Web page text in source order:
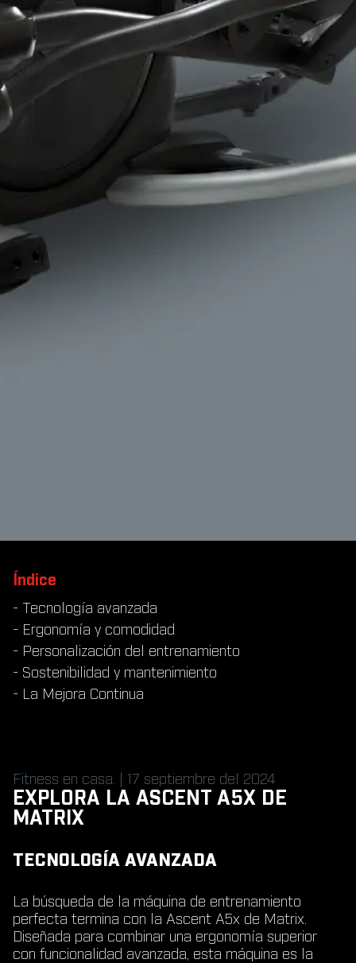
Índice
- Tecnología avanzada
- Ergonomía y comodidad
- Personalización del entrenamiento
- Sostenibilidad y mantenimiento
- La Mejora Continua
Fitness en casa. | 17 septiembre del 2024
EXPLORA LA ASCENT A5X DE
MATRIX
TECNOLOGÍA AVANZADA
La búsqueda de la máquina de entrenamiento
perfecta termina con la Ascent A5x de Matrix.
Diseñada para combinar una ergonomía superior
con funcionalidad avanzada, esta máquina es la